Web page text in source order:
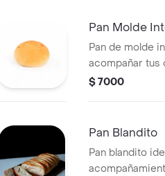
Pan Molde
Pan de molde
acompañar tus
saludable.
$ 7000
Pan Blandito
Pan blandito